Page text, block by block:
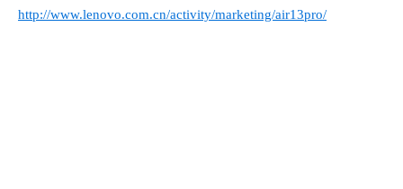
http://www.lenovo.com.cn/activity/marketing/air13pro/